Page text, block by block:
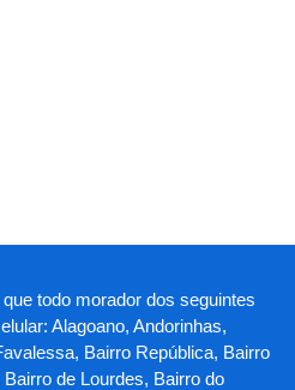
todo morador dos seguintes
Alagoano, Andorinhas,
Bairro República, Bairro
de Lourdes, Bairro do